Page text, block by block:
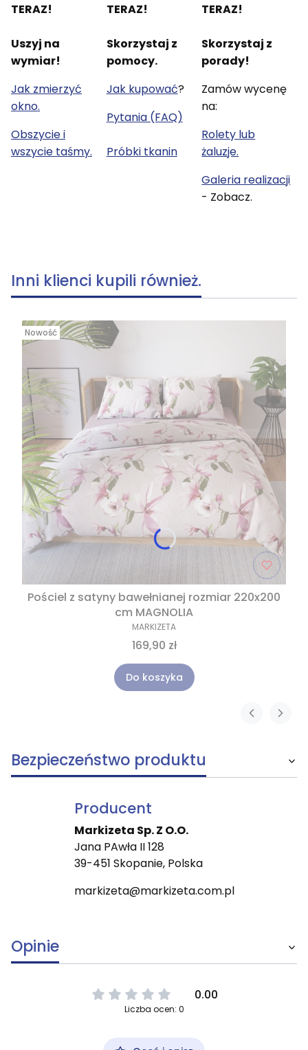
TERAZ!
Uszyj na
wymiar!
Jak zmierzyć
okno.
Obszycie i
wszycie taśmy.
TERAZ!
Skorzystaj z
pomocy.
Jak kupować?
Pytania (FAQ)
Próbki tkanin
TERAZ!
Skorzystaj z
porady!
Zamów wycenę
na:
Rolety lub
żaluzje.
Galeria realizacji
- Zobacz.
Inni klienci kupili również.
Nowość
Pościel z satyny bawełnianej rozmiar 220x200
cm MAGNOLIA
MARKIZETA
169,90 zł
Do koszyka
Bezpieczeństwo produktu
Producent
Markizeta Sp. Z O.O.
Jana PAwła II 128
39-451 Skopanie, Polska
markizeta@markizeta.com.pl
Opinie
0.00
Liczba ocen: 0